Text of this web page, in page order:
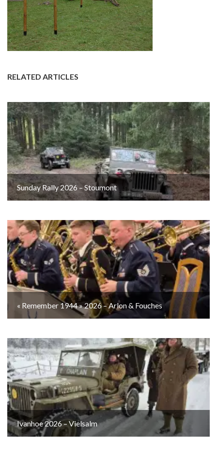
RELATED ARTICLES
Sunday Rally 2026 – Stoumont
« Remember 1944 » 2026 – Arlon & Fouches
Ivanhoe 2026 – Vielsalm